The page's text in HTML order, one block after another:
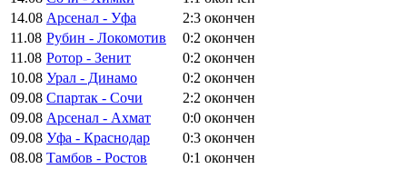
14.08 Арсенал - Уфа 2:3 окончен
11.08 Рубин - Локомотив 0:2 окончен
11.08 Ротор - Зенит 0:2 окончен
10.08 Урал - Динамо 0:2 окончен
09.08 Спартак - Сочи 2:2 окончен
09.08 Арсенал - Ахмат 0:0 окончен
09.08 Уфа - Краснодар 0:3 окончен
08.08 Тамбов - Ростов 0:1 окончен